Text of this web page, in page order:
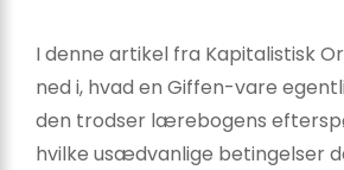
I denne artikel fra Kapitalistisk
ned i, hvad en Giffen-vare
den trodser lærebogens
hvilke usædvanlige betingelser